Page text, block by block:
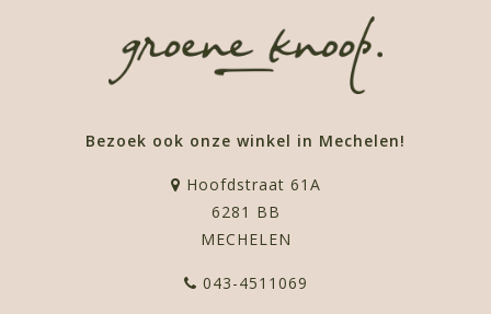
Bezoek ook onze winkel in Mechelen!
Hoofdstraat 61A
6281 BB
MECHELEN
043-4511069